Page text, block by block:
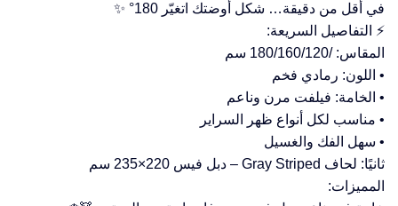
في أقل من دقيقة… شكل أوضتك اتغيّر 180° ✨
⚡ التفاصيل السريعة:
المقاس: /180/160/120 سم
• اللون: رمادي فخم
• الخامة: فيلفت مرن وناعم
• مناسب لكل أنواع ظهر السراير
• سهل الفك والغسيل
ثانيًا: لحاف Gray Striped – دبل فيس 220×235 سم
المميزات: